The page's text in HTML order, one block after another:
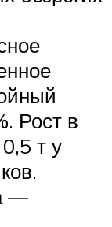
Рост в
т у
—